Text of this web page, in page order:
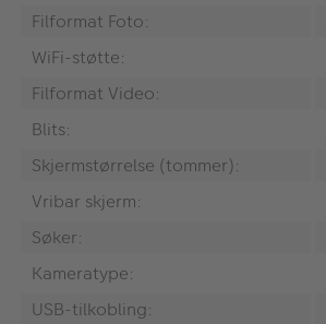
Filformat Foto:
WiFi-støtte:
Filformat Video:
Blits:
Skjermstørrelse (tommer):
Vribar skjerm:
Søker:
Kameratype:
USB-tilkobling: